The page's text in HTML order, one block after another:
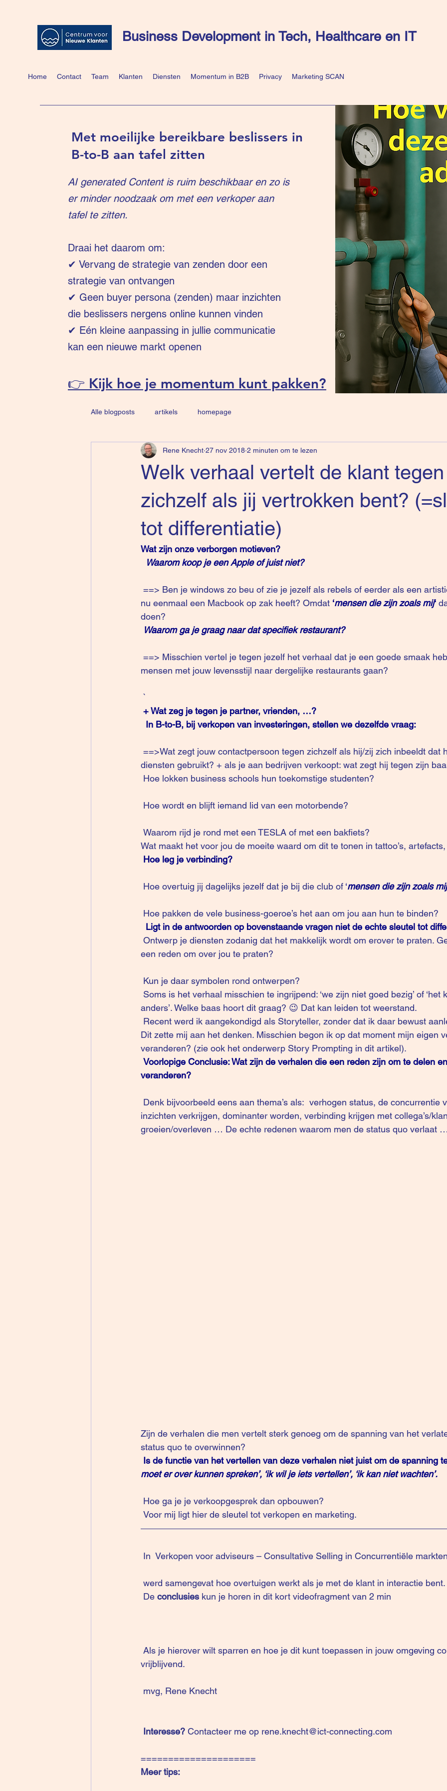
Business Development in Tech, Healthcare en IT
Home Contact Team Klanten Diensten Momentum in B2B Privacy Marketing SCAN
Met moeilijke bereikbare beslissers in
B-to-B aan tafel zitten
AI generated Content is ruim beschikbaar en zo is
er minder noodzaak om met een verkoper aan
tafel te zitten.
Draai het daarom om:
✔ Vervang de strategie van zenden door een
strategie van ontvangen
✔ Geen buyer persona (zenden) maar inzichten
die beslissers nergens online kunnen vinden
✔ Eén kleine aanpassing in jullie communicatie
kan een nieuwe markt openen
👉 Kijk hoe je momentum kunt pakken?
Alle blogposts artikels homepage
Welk verhaal vertelt de klant tegen
zichzelf als jij vertrokken bent?
tot differentiatie)
Rene Knecht 27 nov 2018 2 minuten om te lezen
Wat zijn onze verborgen motieven?
Waarom koop je een Apple of juist niet?
nu eenmaal een Macbook op zak heeft? Omdat ‘mensen die zijn zoals mij‘
doen?
Waarom ga je graag naar dat specifiek restaurant?
mensen met jouw levensstijl naar dergelijke restaurants gaan?
`
+ Wat zeg je tegen je partner, vrienden, …?
In B-to-B, bij verkopen van investeringen, stellen we dezelfde vraag:
diensten gebruikt? + als je aan bedrijven verkoopt: wat zegt hij tegen zijn
Hoe lokken business schools hun toekomstige studenten?
Hoe wordt en blijft iemand lid van een motorbende?
Waarom rijd je rond met een TESLA of met een bakfiets?
Wat maakt het voor jou de moeite waard om dit te tonen in tattoo’s,
Hoe leg je verbinding?
Hoe overtuig jij dagelijks jezelf dat je bij die club of ‘mensen die zijn zoals
Hoe pakken de vele business-goeroe’s het aan om jou aan hun te binden?
Ligt in de antwoorden op bovenstaande vragen niet de echte sleutel tot
een reden om over jou te praten?
Kun je daar symbolen rond ontwerpen?
anders’. Welke baas hoort dit graag? 😉 Dat kan leiden tot weerstand.
Dit zette mij aan het denken. Misschien begon ik op dat moment mijn eigen
veranderen? (zie ook het onderwerp Story Prompting in dit artikel).
Voorlopige Conclusie: Wat zijn de verhalen die een reden zijn om te delen
veranderen?
inzichten verkrijgen, dominanter worden, verbinding krijgen met collega’s/
groeien/overleven … De echte redenen waarom men de status quo verlaat
Zijn de verhalen die men vertelt sterk genoeg om de spanning van het
status quo te overwinnen?
Is de functie van het vertellen van deze verhalen niet juist om de spanning
moet er over kunnen spreken’, ‘ik wil je iets vertellen’, ‘ik kan niet wachten’.
Hoe ga je je verkoopgesprek dan opbouwen?
Voor mij ligt hier de sleutel tot verkopen en marketing.
In Verkopen voor adviseurs – Consultative Selling in Concurrentiële
werd samengevat hoe overtuigen werkt als je met de klant in interactie bent.
De conclusies kun je horen in dit kort videofragment van 2 min
vrijblijvend.
mvg, Rene Knecht
Interesse? Contacteer me op rene.knecht@ict-connecting.com
=====================
Meer tips: